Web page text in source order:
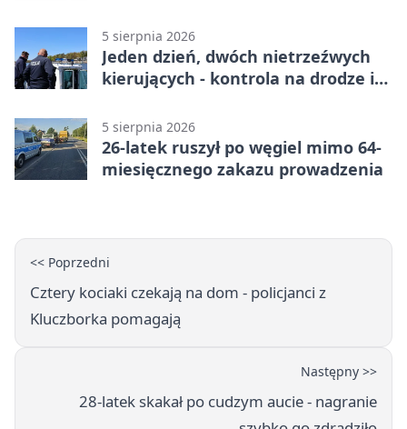
5 sierpnia 2026
Jeden dzień, dwóch nietrzeźwych
kierujących - kontrola na drodze i
5 sierpnia 2026
26-latek ruszył po węgiel mimo 64-
miesięcznego zakazu prowadzenia
<< Poprzedni
Cztery kociaki czekają na dom - policjanci z
Kluczborka pomagają
Następny >>
28-latek skakał po cudzym aucie - nagranie